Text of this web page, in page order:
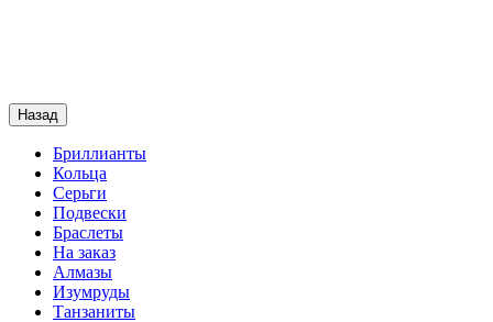
Назад
Бриллианты
Кольца
Серьги
Подвески
Браслеты
На заказ
Алмазы
Изумруды
Танзаниты